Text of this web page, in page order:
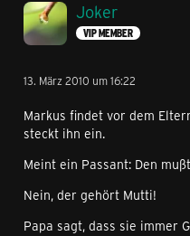
Joker
VIP MEMBER
13. März 2010 um 16:22
Markus findet vor dem
steckt ihn ein.
Meint ein Passant: Den
Nein, der gehört Mutti!
Papa sagt, dass sie immer